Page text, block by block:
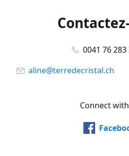
0041 76 283
aline@terredecristal.ch
Connect